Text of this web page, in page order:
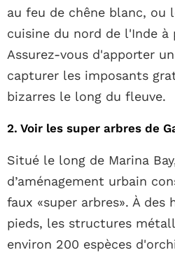
au feu de chêne blanc, ou
cuisine du nord de l'Inde à
Assurez-vous d'apporter
capturer les imposants
bizarres le long du fleuve.
2. Voir les super arbres de
Situé le long de Marina
d’aménagement urbain
faux «super arbres». À des
pieds, les structures
environ 200 espèces